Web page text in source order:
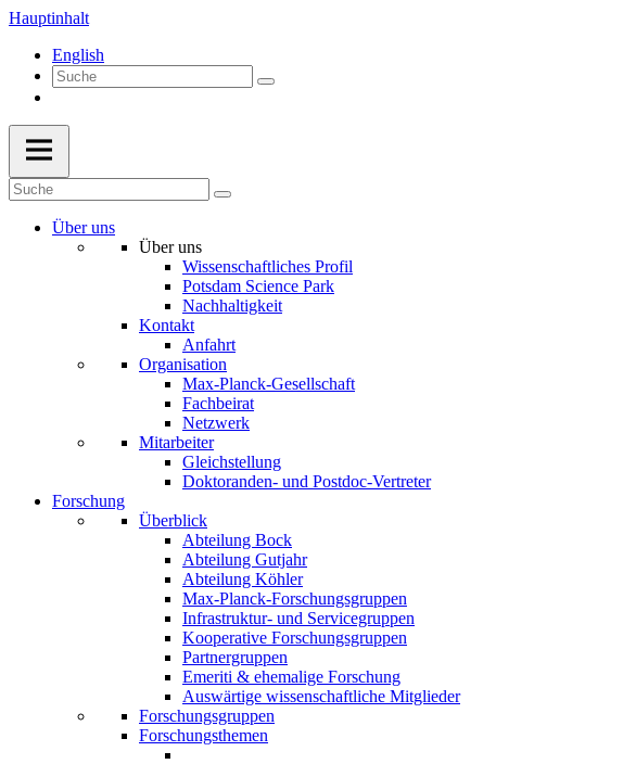
Hauptinhalt
English
Über uns
Über uns
Wissenschaftliches Profil
Potsdam Science Park
Nachhaltigkeit
Kontakt
Anfahrt
Organisation
Max-Planck-Gesellschaft
Fachbeirat
Netzwerk
Mitarbeiter
Gleichstellung
Doktoranden- und Postdoc-Vertreter
Forschung
Überblick
Abteilung Bock
Abteilung Gutjahr
Abteilung Köhler
Max-Planck-Forschungsgruppen
Infrastruktur- und Servicegruppen
Kooperative Forschungsgruppen
Partnergruppen
Emeriti & ehemalige Forschung
Auswärtige wissenschaftliche Mitglieder
Forschungsgruppen
Forschungsthemen